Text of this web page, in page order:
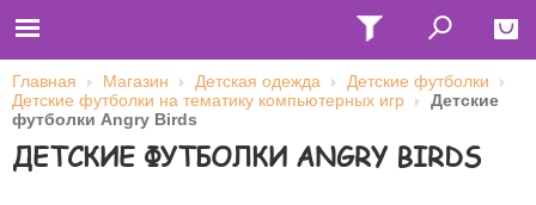
Close
Главная
Футболки
Главная Магазин Детская одежда
Детские футболки
Детские футболки на тематику компьютерных игр
Детские
футболки Angry Birds
ДЕТСКИЕ ФУТБОЛКИ ANGRY BIRDS